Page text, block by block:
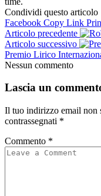
Condividi questo articolo
Facebook Copy Link
Articolo precedente
Articolo successivo
Premio Lirico
Nessun commento
Lascia un
Il tuo indirizzo email non
contrassegnati *
Commento *